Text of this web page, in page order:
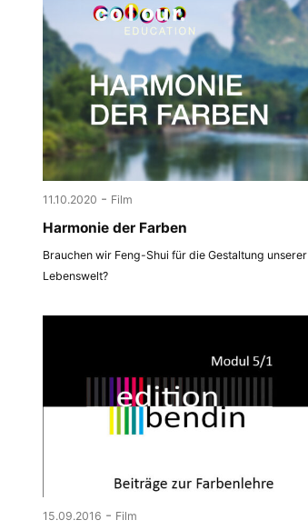
11.10.2020 - Film
Harmonie der Farben
Brauchen wir Feng-Shui für die Gestaltung unserer
Lebenswelt?
15.09.2016 - Film